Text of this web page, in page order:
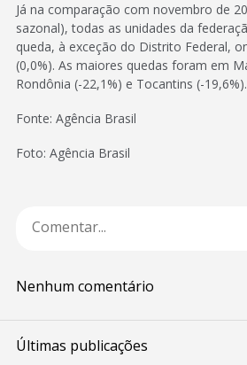
Já na comparação com novembro de
sazonal), todas as unidades da
queda, à exceção do Distrito Federal,
(0,0%). As maiores quedas foram em
Rondônia (-22,1%) e Tocantins (-19,6%).
Fonte: Agência Brasil
Foto: Agência Brasil
Nenhum comentário
Últimas publicações